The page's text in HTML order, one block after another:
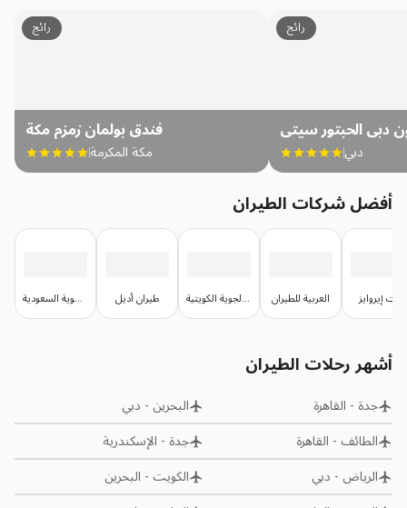
رائج
فندق بولمان زمزم مكة
مكة المكرمة
رائج
دبي الحبتور سيتي
دبي
أفضل شركات الطيران
الخطوط الجوية السعودية طيران أديل الخطوط الجوية الكويتية العربية للطيران جيت إيروايز
أشهر رحلات الطيران
جدة - القاهرة
الطائف - القاهرة
الرياض - دبي
البحرين - دبي
جدة - الإسكندرية
الكويت - البحرين